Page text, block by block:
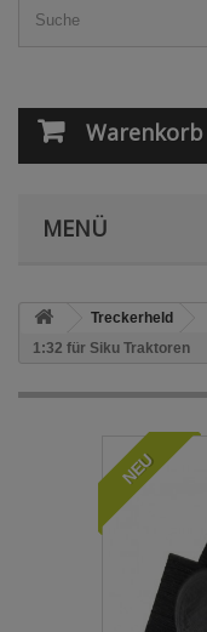
Warenkorb
MENÜ
Treckerheld
1:32 für Siku Traktoren
NEU